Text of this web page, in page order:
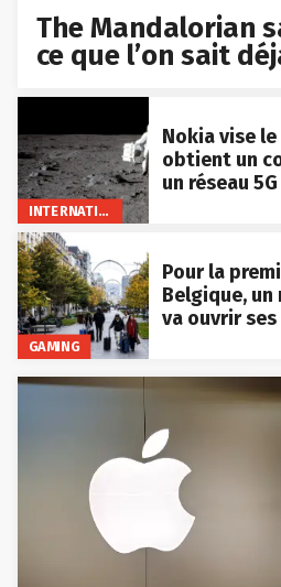
The Mandalorian
ce que l’on sait
INTERNATIONAL
Nokia vise
obtient un
un réseau
GAMING
Pour la
Belgique, un
va ouvrir